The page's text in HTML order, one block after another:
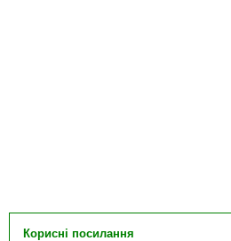
Корисні посилання